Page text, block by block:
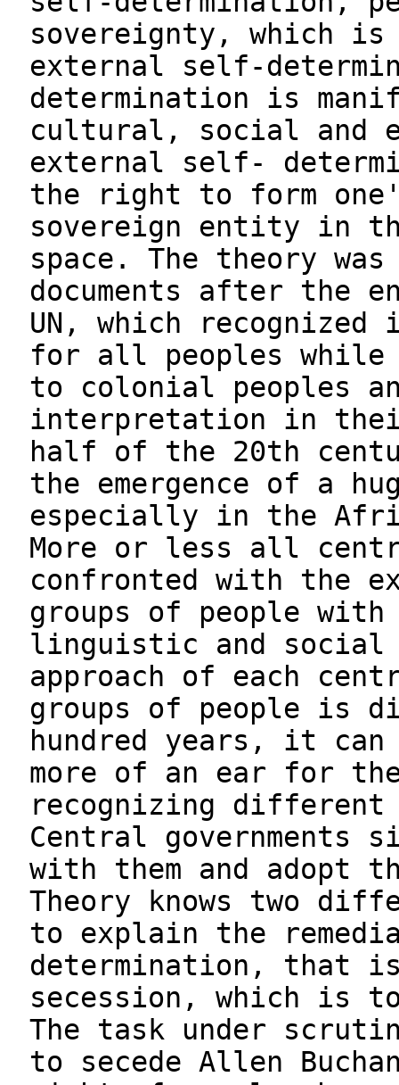
sovereignty, which
external self-
determination is
cultural, social and
external self-
the right to form
sovereign entity in
space. The theory
documents after the
UN, which
for all peoples
to colonial peoples
interpretation in
half of the 20th
the emergence of a
especially in the
More or less all
confronted with the
groups of people
linguistic and social
approach of each
groups of people is
hundred years, it can
more of an ear for
recognizing different
Central governments
with them and adopt
Theory knows two
to explain the
determination, that
secession, which is
The task under
to secede Allen